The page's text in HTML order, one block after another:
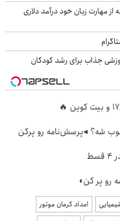
مهارت زبان خود درآمد دلاری
جذاب برای رشد کودکان
شه؟ ◂پرسش‌نامه رو پرکن
رو پر کن◖
امداد کرمان موتور